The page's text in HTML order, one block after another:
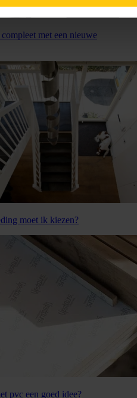
met een nieuwe
moet ik kiezen?
pvc een goed idee?